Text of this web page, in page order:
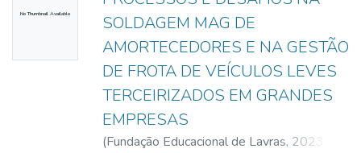
No Thumbnail Available
SOLDAGEM MAG DE
AMORTECEDORES E NA GESTÃO
DE FROTA DE VEÍCULOS LEVES
TERCEIRIZADOS EM GRANDES
EMPRESAS
(Fundação Educacional de Lavras, 2023-